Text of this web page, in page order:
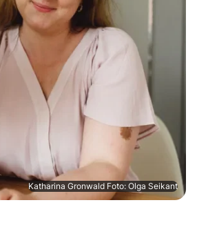
Katharina Gronwald Foto: Olga Seikant